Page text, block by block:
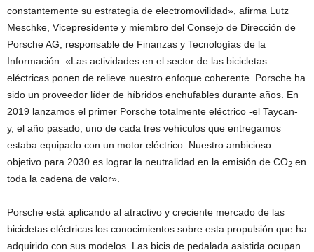
constantemente su estrategia de electromovilidad», afirma Lutz
Meschke, Vicepresidente y miembro del Consejo de Dirección de
Porsche AG, responsable de Finanzas y Tecnologías de la
Información. «Las actividades en el sector de las bicicletas
eléctricas ponen de relieve nuestro enfoque coherente. Porsche ha
sido un proveedor líder de híbridos enchufables durante años. En
2019 lanzamos el primer Porsche totalmente eléctrico -el Taycan-
y, el año pasado, uno de cada tres vehículos que entregamos
estaba equipado con un motor eléctrico. Nuestro ambicioso
objetivo para 2030 es lograr la neutralidad en la emisión de CO2 en
toda la cadena de valor».
Porsche está aplicando al atractivo y creciente mercado de las
bicicletas eléctricas los conocimientos sobre esta propulsión que ha
adquirido con sus modelos. Las bicis de pedalada asistida ocupan